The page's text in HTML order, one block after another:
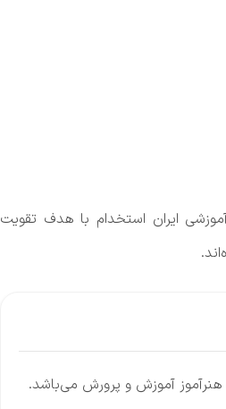
ایران استخدام با هدف تقویت
هنرآموز آموزش و پرورش می‌باشد.